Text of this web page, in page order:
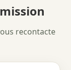
recontacte